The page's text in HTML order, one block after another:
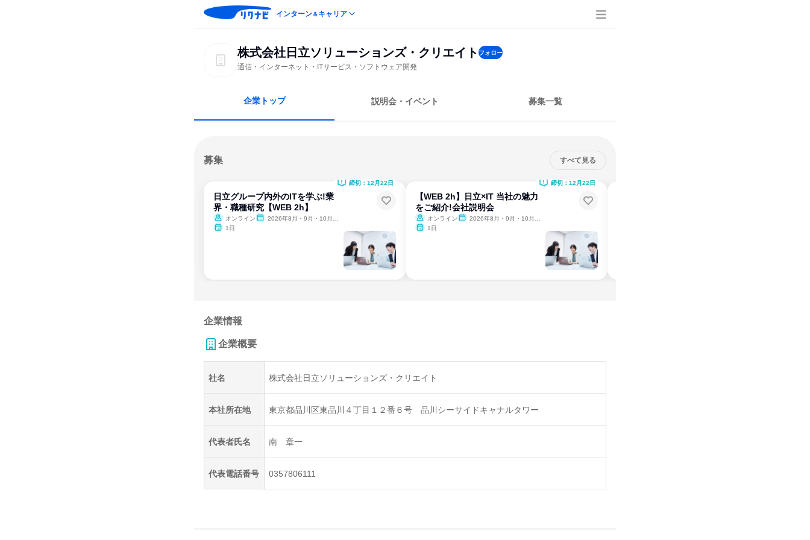
インターン＆キャリア
株式会社日立ソリューションズ・クリエイト フォロー
通信・インターネット・ITサービス・ソフトウェア開発
企業トップ 説明会・イベント 募集一覧
募集 すべて見る
日立グループ内外のITを学ぶ!業
界・職種研究【WEB 2h】
オンライン
2026年8月・9月・10月・11月・12月、2027年1月
1日
締切：12月22日
【WEB 2h】日立×IT 当社の魅力
をご紹介!会社説明会
オンライン
2026年8月・9月・10月・11月・12月、2027年1月
1日
締切：12月22日
企業情報
企業概要
社名 株式会社日立ソリューションズ・クリエイト
本社所在地 東京都品川区東品川４丁目１２番６号 品川シーサイドキャナルタワー
代表者氏名 南 章一
代表電話番号 0357806111